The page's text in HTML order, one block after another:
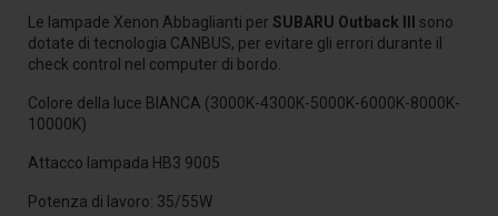
Le lampade Xenon Abbaglianti per SUBARU Outback III
sono
dotate di tecnologia CANBUS, per evitare gli errori durante il
check control nel computer di bordo.
Colore della luce BIANCA (3000K-4300K-5000K-6000K-8000K-
10000K)
Attacco lampada HB3 9005
Potenza di lavoro: 35/55W